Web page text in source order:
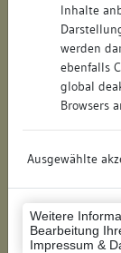
Inhalte
werden
ebenfalls
global
Browsers
Ausgewählte
Weitere
Bearbeitung
Impressum &
Historischer
Lage des